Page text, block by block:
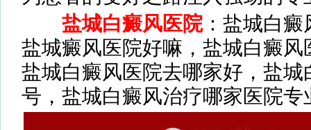
盐城白癜风医院：盐城白癜
盐城癜风医院好嘛，盐城白癜
盐城白癜风医院去哪家好，盐
号，盐城白癜风治疗哪家医院专